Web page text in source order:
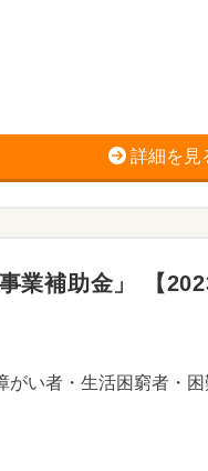
詳細を見
業補助金」 【